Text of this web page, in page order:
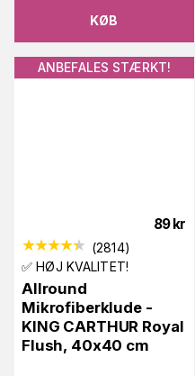
KØB
ANBEFALES STÆRKT!
89 kr
(2814)
✅ HØJ KVALITET!
Allround
Mikrofiberklude -
KING CARTHUR Royal
Flush, 40x40 cm